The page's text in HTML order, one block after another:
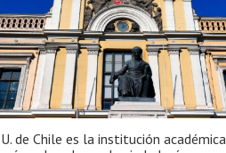
U. de Chile es la institución académica